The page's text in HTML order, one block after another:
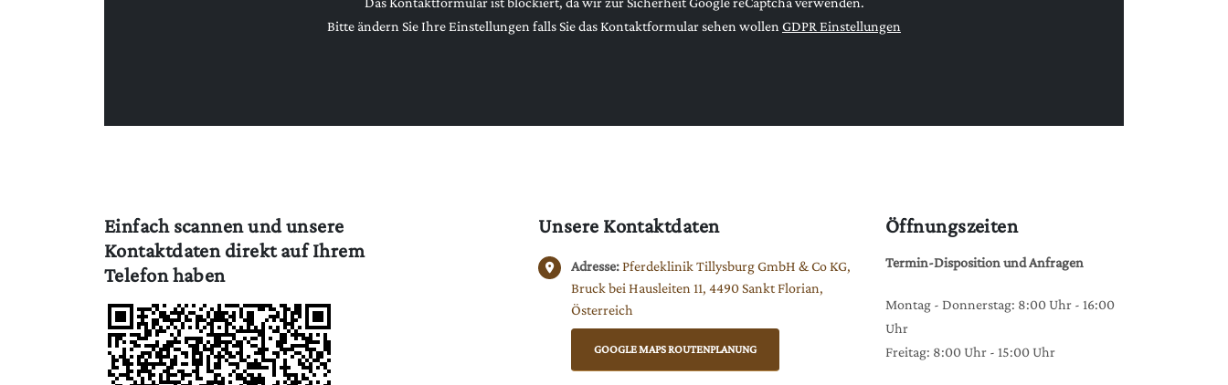
Bitte ändern Sie Ihre Einstellungen falls Sie das Kontaktformular sehen wollen GDPR Einstellungen
Einfach scannen und unsere
Kontaktdaten direkt auf Ihrem
Telefon haben
Unsere Kontaktdaten
Adresse:Pferdeklinik Tillysburg GmbH & Co KG,
Bruck bei Hausleiten 11, 4490 Sankt Florian,
Österreich
GOOGLE MAPS ROUTENPLANUNG
Öffnungszeiten
Termin-Disposition und Anfragen
Montag - Donnerstag: 8:00 Uhr - 16:00
Uhr
Freitag: 8:00 Uhr - 15:00 Uhr